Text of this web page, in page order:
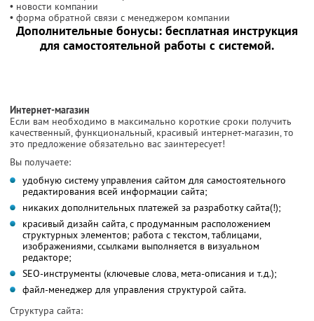
• новости компании
• форма обратной связи с менеджером компании
Дополнительные бонусы: бесплатная инструкция
для самостоятельной работы с системой.
Интернет-магазин
Если вам необходимо в максимально короткие сроки получить
качественный, функциональный, красивый интернет-магазин, то
это предложение обязательно вас заинтересует!
Вы получаете:
удобную систему управления сайтом для самостоятельного
редактирования всей информации сайта;
никаких дополнительных платежей за разработку сайта(!);
красивый дизайн сайта, с продуманным расположением
структурных элементов; работа с текстом, таблицами,
изображениями, ссылками выполняется в визуальном
редакторе;
SEO-инструменты (ключевые слова, мета-описания и т.д.);
файл-менеджер для управления структурой сайта.
Структура сайта: